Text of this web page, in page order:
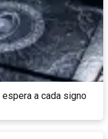
a cada signo